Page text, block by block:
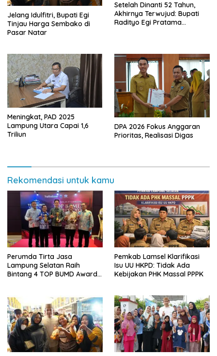
Jelang Idulfitri, Bupati Egi
Tinjau Harga Sembako di
Pasar Natar
Setelah Dinanti 52 Tahun,
Akhirnya Terwujud: Bupati
Radityo Egi Pratama
Meningkat, PAD 2025
Lampung Utara Capai 1,6
Triliun
DPA 2026 Fokus Anggaran
Prioritas, Realisasi Digas
Rekomendasi untuk kamu
Perumda Tirta Jasa
Lampung Selatan Raih
Bintang 4 TOP BUMD Awards
Pemkab Lamsel Klarifikasi
Isu UU HKPD: Tidak Ada
Kebijakan PHK Massal PPPK